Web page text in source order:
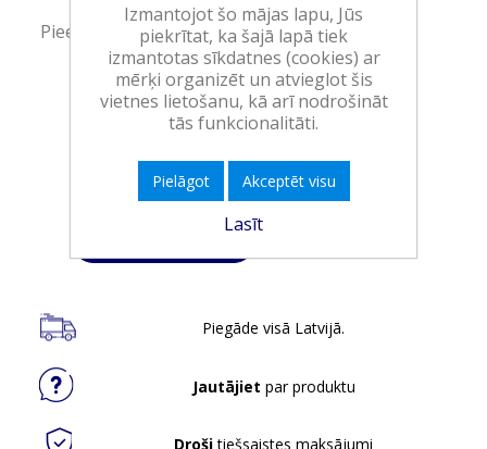
Pieejamība:
2 vienības noliktavā
Art.:865067!
8004399334564
Minimālais daudzums:1
Piegāde visā Latvijā.
Jautājiet par produktu
Drošitiešsaistes maksājumi
Izmantojot šo mājas lapu, Jūs
piekrītat, ka šajā lapā tiek
izmantotas sīkdatnes (cookies) ar
mērķi organizēt un atvieglot šis
vietnes lietošanu, kā arī nodrošināt
tās funkcionalitāti.
Pielāgot Akceptēt visu
Lasīt